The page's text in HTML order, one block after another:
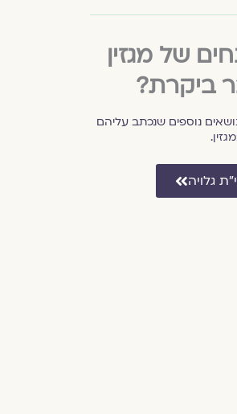
של מגזין
ביקרת?
נוספים שנכתב עליהם
גלויה